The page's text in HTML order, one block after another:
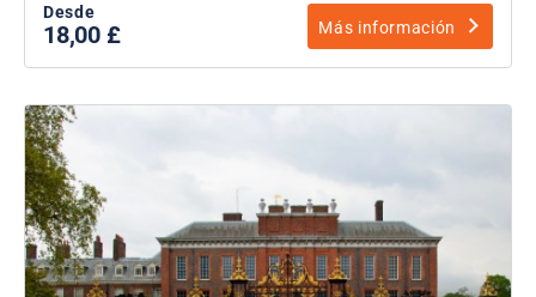
Desde
18,00 £ Más información